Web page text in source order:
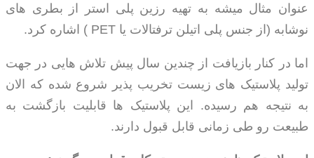
عنوان مثال میشه به تهیه رزین پلی استر از بطری های
نوشابه (از جنس پلی اتیلن ترفتالات یا PET ) اشاره کرد.
اما در کنار بازیافت از چندین سال پیش تلاش هایی در جهت
تولید پلاستیک های زیست تخریب پذیر شروع شده که الان
به نتیجه هم رسیده. این پلاستیک ها قابلیت بازگشت به
طبیعت رو طی زمانی قابل قبول دارند.